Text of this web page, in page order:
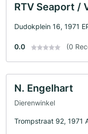
RTV Seaport /
Dudokplein 16, 1971
0.0 (0
N. Engelhart
Dierenwinkel
Trompstraat 92, 1971